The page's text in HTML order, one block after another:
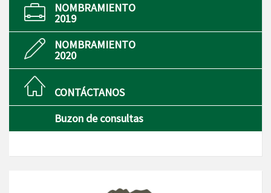
NOMBRAMIENTO
2019
NOMBRAMIENTO
2020
CONTÁCTANOS
Buzon de consultas